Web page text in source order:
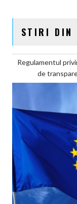
STIRI DIN
Regulamentul
de